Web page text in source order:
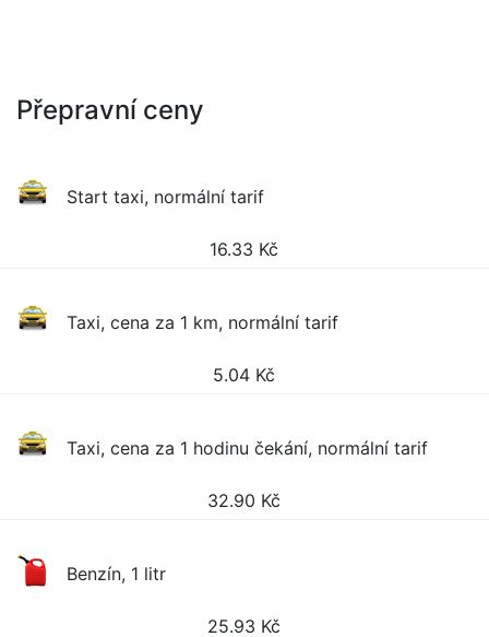
Přepravní ceny
Start taxi, normální tarif
16.33 Kč
Taxi, cena za 1 km, normální tarif
5.04 Kč
Taxi, cena za 1 hodinu čekání, normální tarif
32.90 Kč
Benzín, 1 litr
25.93 Kč